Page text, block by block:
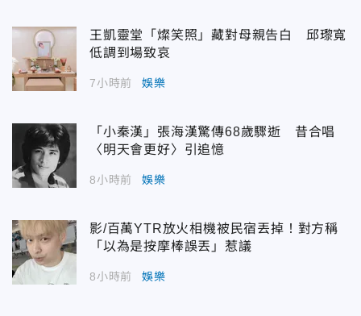
王凱靈堂「燦笑照」藏對母親告白 邱瓈寬
低調到場致哀
7小時前 娛樂
「小秦漢」張海漢驚傳68歲驟逝 昔合唱
〈明天會更好〉引追憶
8小時前 娛樂
影/百萬YTR放火相機被民宿丟掉！對方稱
「以為是按摩棒誤丟」惹議
8小時前 娛樂